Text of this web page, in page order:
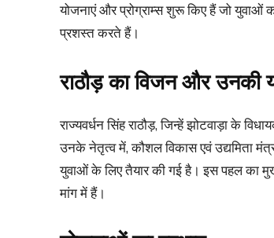
योजनाएं और प्रोग्राम्स शुरू किए हैं जो युवाओं
प्रशस्त करते हैं।
राठौड़ का विजन और उनकी
राज्यवर्धन सिंह राठौड़, जिन्हें झोटवाड़ा के
उनके नेतृत्व में, कौशल विकास एवं उद्यमिता
युवाओं के लिए तैयार की गई है। इस पहल का
मांग में हैं।